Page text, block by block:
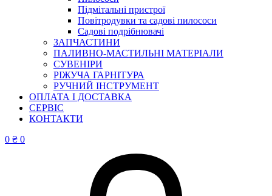
Підмітальні пристрої
Повітродувки та садові пилососи
Садові подрібнювачі
ЗАПЧАСТИНИ
ПАЛИВНО-МАСТИЛЬНІ МАТЕРІАЛИ
СУВЕНІРИ
РІЖУЧА ГАРНІТУРА
РУЧНИЙ ІНСТРУМЕНТ
ОПЛАТА І ДОСТАВКА
СЕРВІС
КОНТАКТИ
0 ₴ 0